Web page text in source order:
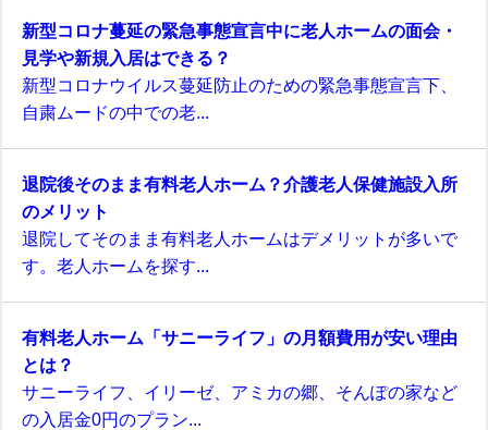
新型コロナ蔓延の緊急事態宣言中に老人ホームの面会・
見学や新規入居はできる？
新型コロナウイルス蔓延防止のための緊急事態宣言下、
自粛ムードの中での老...
退院後そのまま有料老人ホーム？介護老人保健施設入所
のメリット
退院してそのまま有料老人ホームはデメリットが多いで
す。老人ホームを探す...
有料老人ホーム「サニーライフ」の月額費用が安い理由
とは？
サニーライフ、イリーゼ、アミカの郷、そんぽの家など
の入居金0円のプラン...